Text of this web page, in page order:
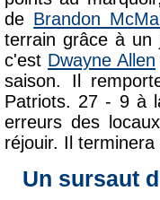
de Brandon
terrain grâce à
c'est Dwayne Allen
saison. Il
Patriots. 27 - 9 à
erreurs des
réjouir. Il
Un sursaut